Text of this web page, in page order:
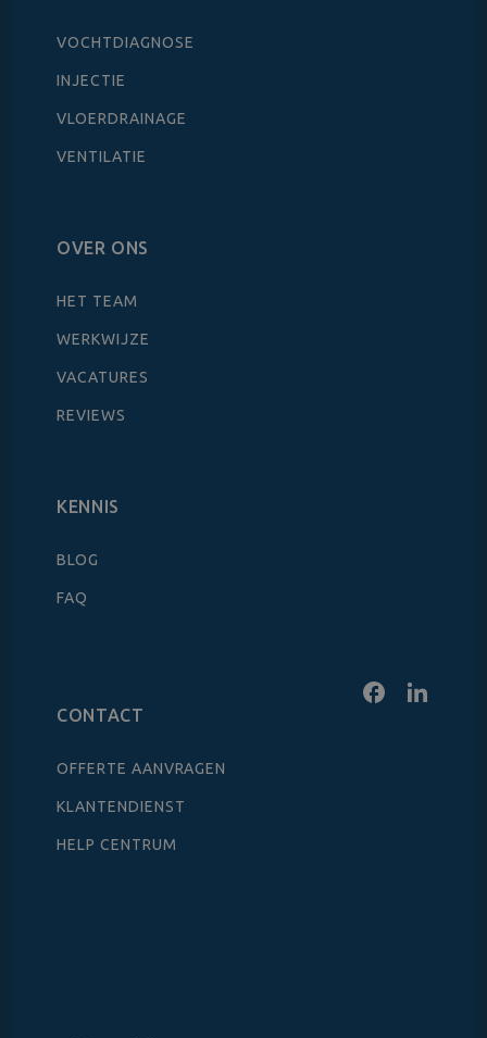
VOCHTDIAGNOSE
INJECTIE
VLOERDRAINAGE
VENTILATIE
OVER ONS
HET TEAM
WERKWIJZE
VACATURES
REVIEWS
KENNIS
BLOG
FAQ
CONTACT
OFFERTE AANVRAGEN
KLANTENDIENST
HELP CENTRUM